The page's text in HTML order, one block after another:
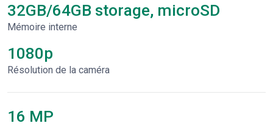
32GB/64GB storage, microSD
Mémoire interne
1080p
Résolution de la caméra
16 MP